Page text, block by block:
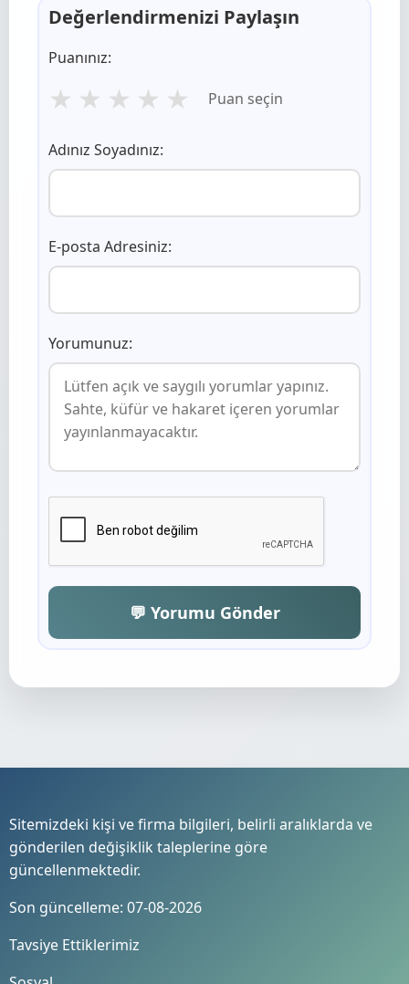
Değerlendirmenizi Paylaşın
Puanınız:
★ ★ ★ ★ ★ Puan seçin
Adınız Soyadınız:
E-posta Adresiniz:
Yorumunuz:
💬 Yorumu Gönder
Sitemizdeki kişi ve firma bilgileri, belirli aralıklarda ve
gönderilen değişiklik taleplerine göre
güncellenmektedir.
Son güncelleme: 07-08-2026
Tavsiye Ettiklerimiz